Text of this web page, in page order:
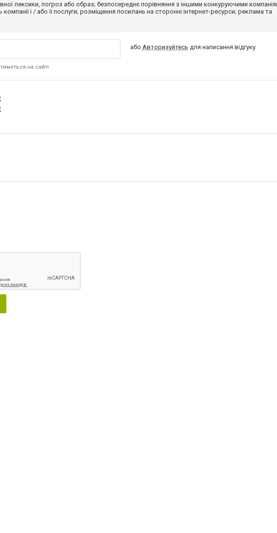
лексики, погроз або образ; безпосереднє порівняння з іншими конкуруючими
і / або її послуги; розміщення посилань на сторонні інтернет-ресурси; реклама та
на сайті
або Авторизуйтесь для написання відгуку